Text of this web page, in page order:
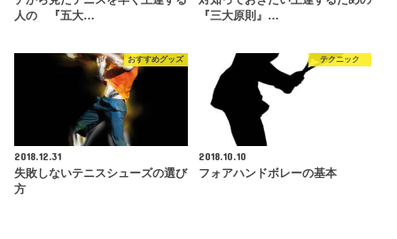
人の 『五大…
『三大原則』…
おすすめグッズ
2018.12.31
失敗しないテニスシューズの選び
方
テクニック
2018.10.10
フォアハンドボレーの基本